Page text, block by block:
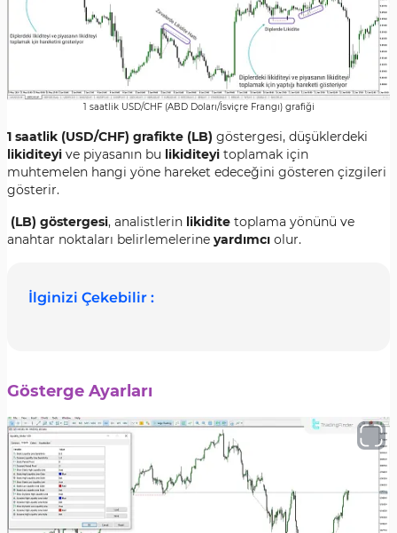
1 saatlik USD/CHF (ABD Doları/İsviçre Frangı) grafiği
1 saatlik (USD/CHF) grafikte (LB) göstergesi, düşüklerdeki
likiditeyi ve piyasanın bu likiditeyi toplamak için
muhtemelen hangi yöne hareket edeceğini gösteren çizgileri
gösterir.
(LB) göstergesi, analistlerin likidite toplama yönünü ve
anahtar noktaları belirlemelerine yardımcı olur.
İlginizi Çekebilir :
Gösterge Ayarları